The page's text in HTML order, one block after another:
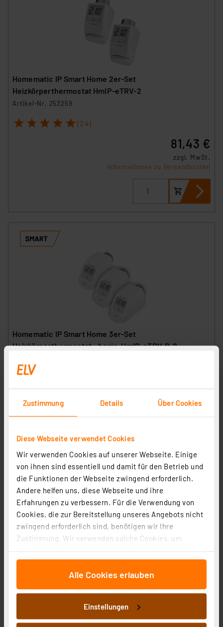
Zustimmung Details Über Cookies
Diese Webseite verwendet Cookies
Wir verwenden Cookies auf unserer Webseite. Einige
von ihnen sind essentiell und damit für den Betrieb und
die Funktionen der Webseite zwingend erforderlich.
Andere helfen uns, diese Webseite und ihre
Erfahrungen zu verbessern. Für die Verwendung von
Cookies, die zur Bereitstellung unseres Angebots nicht
zwingend erforderlich sind, benötigen wir Ihre
Zustimmung. Wir verwenden solche Cookies, um
für soziale Medien anbieten zu können und die Zugriffe
auf unsere Website zu analysieren. Außerdem geben
wir Informationen zu Ihrer Verwendung unserer Website
an unsere Partner für soziale Medien, Werbung und
Analysen weiter. Unsere Partner führen diese
Informationen möglicherweise mit weiteren Daten
Alle Cookies erlauben
Einstellungen
Homematic IP Smart Home 2er-Set
Heizkörperthermostat HmIP-eTRV-2
Artikel-Nr. 253259
1 2 3 4 5 (24)
81,43 €
zzgl. MwSt.
Informationen zu Versandkosten
Homematic IP Smart Home 3er-Set
Heizkörperthermostat – basic, HmIP-eTRV-B-2
2
71,22 €
Homematic IP Smart Home 3er-Set
Heizkörperthermostat kompakt 2 HmIP-eTRV-C-2 inkl.
Demontageschutz
Artikel-Nr. 251046